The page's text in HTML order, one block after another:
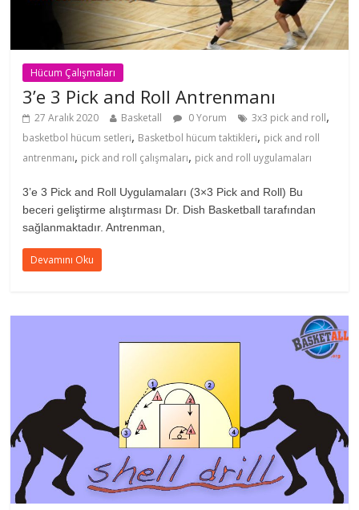
Hücum Çalışmaları
3’e 3 Pick and Roll Antrenmanı
27 Aralık 2020 Basketall 0 Yorum 3x3 pick and roll,
basketbol hücum setleri, Basketbol hücum taktikleri, pick and roll
antrenmanı, pick and roll çalışmaları, pick and roll uygulamaları
3’e 3 Pick and Roll Uygulamaları (3×3 Pick and Roll) Bu
beceri geliştirme alıştırması Dr. Dish Basketball tarafından
sağlanmaktadır. Antrenman,
Devamını Oku